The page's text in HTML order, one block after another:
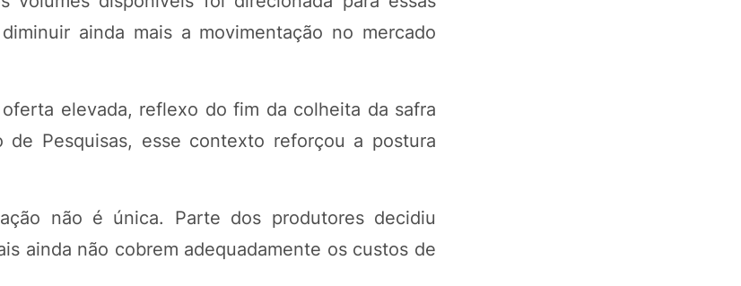
ainda mais a movimentação no mercado
elevada, reflexo do fim da colheita da safra
Pesquisas, esse contexto reforçou a postura
não é única. Parte dos produtores decidiu
ainda não cobrem adequadamente os custos de